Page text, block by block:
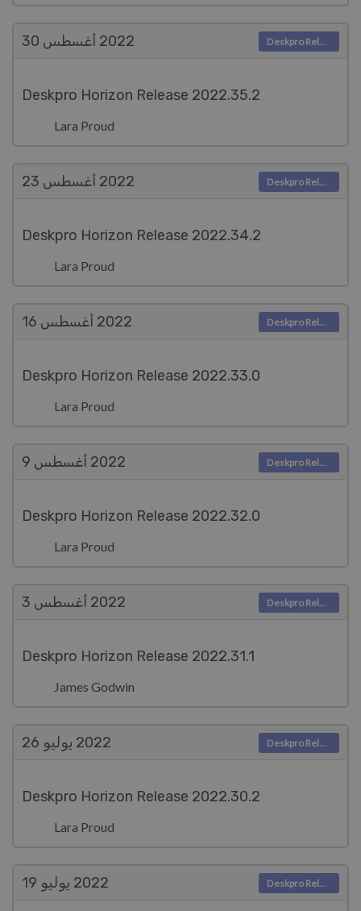
أغسطس 30 2022
Deskpro Horizon Release 2022.35.2
Lara Proud
Deskpro Releases
أغسطس 23 2022
Deskpro Horizon Release 2022.34.2
Lara Proud
Deskpro Releases
أغسطس 16 2022
Deskpro Horizon Release 2022.33.0
Lara Proud
Deskpro Releases
أغسطس 9 2022
Deskpro Horizon Release 2022.32.0
Lara Proud
Deskpro Releases
أغسطس 3 2022
Deskpro Horizon Release 2022.31.1
James Godwin
Deskpro Releases
يوليو 26 2022
Deskpro Horizon Release 2022.30.2
Lara Proud
Deskpro Releases
يوليو 19 2022 Deskpro Releases